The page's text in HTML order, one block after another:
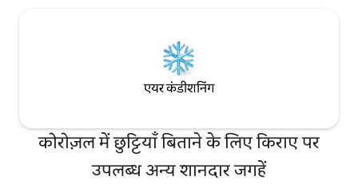
एयर कंडीशनिंग
कोरोज़ल में छुट्टियाँ बिताने के लिए किराए पर
उपलब्ध अन्य शानदार जगहें